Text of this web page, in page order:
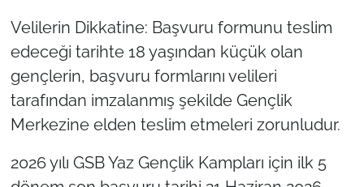
Velilerin Dikkatine: Başvuru formunu teslim
edeceği tarihte 18 yaşından küçük olan
gençlerin, başvuru formlarını velileri
tarafından imzalanmış şekilde Gençlik
Merkezine elden teslim etmeleri zorunludur.
2026 yılı GSB Yaz Gençlik Kampları için ilk 5